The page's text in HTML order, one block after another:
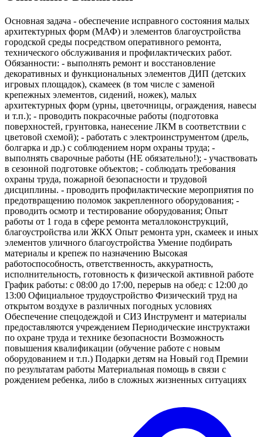
Основная задача - обеспечение исправного состояния малых
архитектурных форм (МАФ) и элементов благоустройства
городской среды посредством оперативного ремонта,
технического обслуживания и профилактических работ.
Обязанности: - выполнять ремонт и восстановление
декоративных и функциональных элементов ДИП (детских
игровых площадок), скамеек (в том числе с заменой
крепежных элементов, сидений, ножек), малых
архитектурных форм (урны, цветочницы, ограждения, навесы
и т.п.); - проводить покрасочные работы (подготовка
поверхностей, грунтовка, нанесение ЛКМ в соответствии с
цветовой схемой); - работать с электроинструментом (дрель,
болгарка и др.) с соблюдением норм охраны труда; -
выполнять сварочные работы (НЕ обязательно!); - участвовать
в сезонной подготовке объектов; - соблюдать требования
охраны труда, пожарной безопасности и трудовой
дисциплины. - проводить профилактические мероприятия по
предотвращению поломок закрепленного оборудования; -
проводить осмотр и тестирование оборудования; Опыт
работы от 1 года в сфере ремонта металлоконструкций,
благоустройства или ЖКХ Опыт ремонта урн, скамеек и иных
элементов уличного благоустройства Умение подбирать
материалы и крепеж по назначению Высокая
работоспособность, ответственность, аккуратность,
исполнительность, готовность к физической активной работе
График работы: с 08:00 до 17:00, перерыв на обед: с 12:00 до
13:00 Официальное трудоустройство Физический труд на
открытом воздухе в различных погодных условиях
Обеспечение спецодеждой и СИЗ Инструмент и материалы
предоставляются учреждением Периодические инструктажи
по охране труда и технике безопасности Возможность
повышения квалификации (обучение работе с новым
оборудованием и т.п.) Подарки детям на Новый год Премии
по результатам работы Материальная помощь в связи с
рождением ребенка, либо в сложных жизненных ситуациях